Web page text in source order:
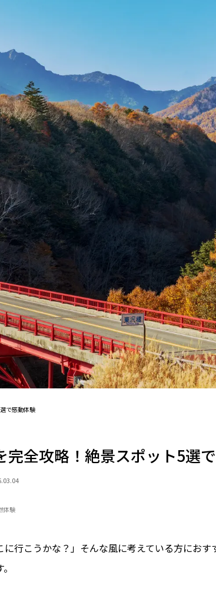
で感動体験
完全攻略！絶景スポット5選
体験
に行こうかな？」そんな風に考えている方にお
カテゴリで
タグでさがす